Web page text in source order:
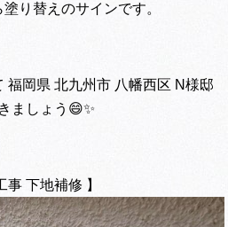
り替えのサインです。
福岡県 北九州市 八幡西区 N様邸
ましょう😄✨
事 下地補修 】